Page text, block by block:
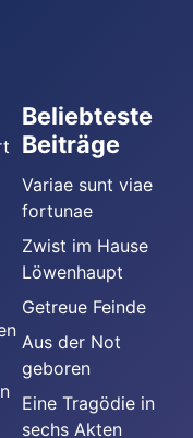
Beliebteste
Beiträge
Variae sunt viae
fortunae
Zwist im Hause
Löwenhaupt
Getreue Feinde
Aus der Not
geboren
Eine Tragödie in
sechs Akten